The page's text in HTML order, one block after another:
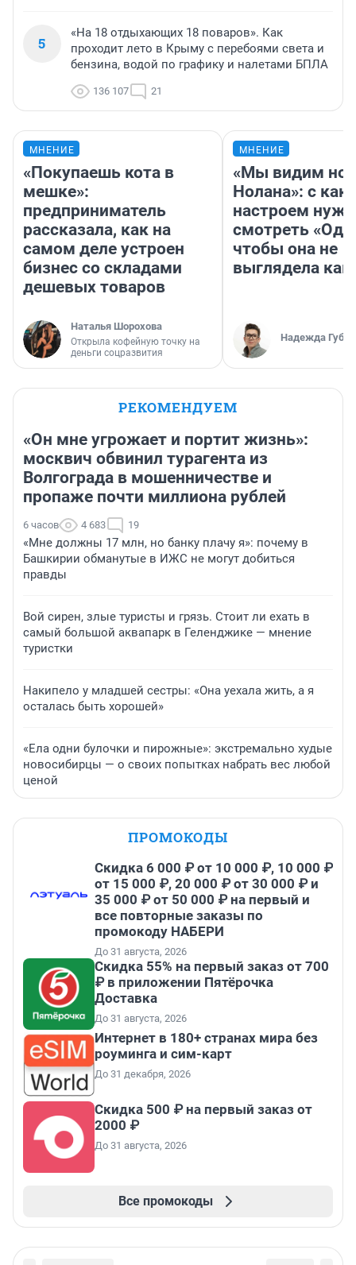
5
«На 18 отдыхающих 18 поваров». Как
проходит лето в Крыму с перебоями света и
бензина, водой по графику и налетами БПЛА
136 107 21
МНЕНИЕ
«Покупаешь кота в
мешке»:
предприниматель
рассказала, как на
самом деле устроен
бизнес со складами
дешевых товаров
Наталья Шорохова
Открыла кофейную точку на
деньги соцразвития
МНЕНИЕ
«Мы видим
Нолана»: с
настроем
смотреть
чтобы она не
выглядела как
Надежда
РЕКОМЕНДУЕМ
«Он мне угрожает и портит жизнь»:
москвич обвинил турагента из
Волгограда в мошенничестве и
пропаже почти миллиона рублей
6 часов 4 683 19
«Мне должны 17 млн, но банку плачу я»: почему в
Башкирии обманутые в ИЖС не могут добиться
правды
Вой сирен, злые туристы и грязь. Стоит ли ехать в
самый большой аквапарк в Геленджике — мнение
туристки
Накипело у младшей сестры: «Она уехала жить, а я
осталась быть хорошей»
«Ела одни булочки и пирожные»: экстремально худые
новосибирцы — о своих попытках набрать вес любой
ценой
ПРОМОКОДЫ
Скидка 6 000 ₽ от 10 000 ₽, 10 000 ₽
от 15 000 ₽, 20 000 ₽ от 30 000 ₽ и
35 000 ₽ от 50 000 ₽ на первый и
все повторные заказы по
промокоду НАБЕРИ
До 31 августа, 2026
Скидка 55% на первый заказ от 700
₽ в приложении Пятёрочка
Доставка
До 31 августа, 2026
Интернет в 180+ странах мира без
роуминга и сим-карт
До 31 декабря, 2026
Скидка 500 ₽ на первый заказ от
2000 ₽
До 31 августа, 2026
Все промокоды